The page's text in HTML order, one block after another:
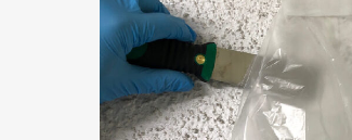
アイディールブレーン株式会
社